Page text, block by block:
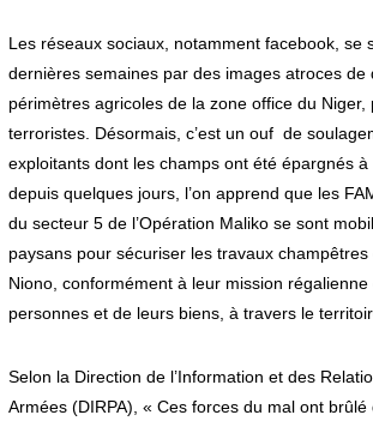
Les réseaux sociaux, notamment facebook, se
dernières semaines par des images atroces de
périmètres agricoles de la zone office du Niger,
terroristes. Désormais, c’est un ouf de
exploitants dont les champs ont été épargnés à
depuis quelques jours, l’on apprend que les
du secteur 5 de l’Opération Maliko se sont
paysans pour sécuriser les travaux
Niono, conformément à leur mission
personnes et de leurs biens, à travers le
Selon la Direction de l’Information et des
Armées (DIRPA), « Ces forces du mal ont